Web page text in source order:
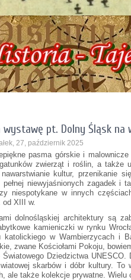
ul. Dworcowa 3 !!! e-
pt. Dolny Śląsk na
27, październik 2025
pasma górskie i
zwierząt i roślin, a także
nawarstwianie kultur,
pełnej niewyjaśnionych zagadek
niespotykane w innych
od XIII w.
dolnośląskiej architektury są
kamieniczki w rynku
katolickiego w Wambierzycach i
zwane Kościołami Pokoju,
Dziedzictwa
skarbów i dóbr kultury. To
ale także kolekcje prywatne.